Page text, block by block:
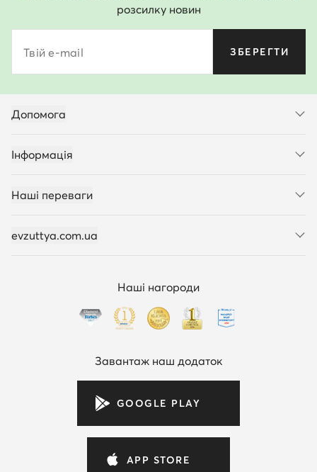
розсилку новин
Твій e-mail ЗБЕРЕГТИ
Допомога
Інформація
Наші переваги
evzuttya.com.ua
Наші нагороди
Завантаж наш додаток
GOOGLE PLAY
APP STORE